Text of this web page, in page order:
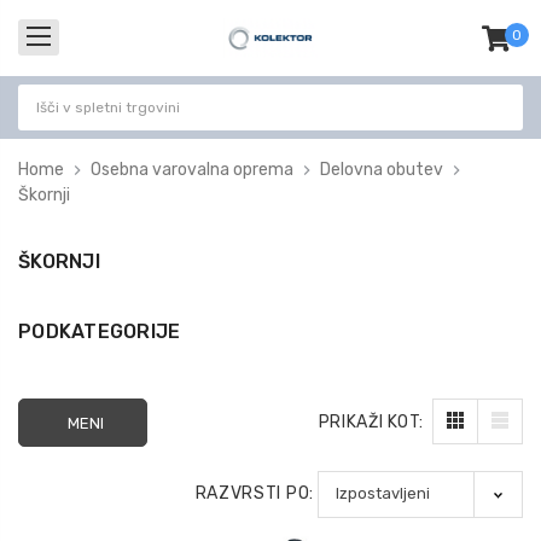
0
-
Home Osebna varovalna oprema
Delovna obutev
Škornji
ŠKORNJI
PODKATEGORIJE
MENI PRIKAŽI KOT:
RAZVRSTI PO: